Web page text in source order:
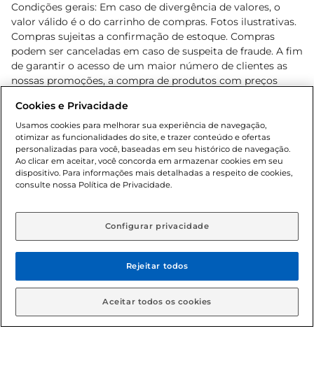
Condições gerais: Em caso de divergência de valores, o
valor válido é o do carrinho de compras. Fotos ilustrativas.
Compras sujeitas a confirmação de estoque. Compras
podem ser canceladas em caso de suspeita de fraude. A fim
de garantir o acesso de um maior número de clientes as
nossas promoções, a compra de produtos com preços
cliente. Os preços, ofertas e condições são exclusivos para
o e-commerce e válidos durante o dia de hoje, podendo
sofrer alterações sem prévia notificação. Proibida a venda
de bebidas alcoólicas para menores de 18 anos, conforme
Lei n.º 8069/90, art. 81, inciso II (Estatuto da Criança e do
Adolescente). Preços e condições exclusivos para o
aviso prévio. O valor mínimo para as compras on-line é de
© 2026 Copyright. Todos os direitos
reservados Gbarbosa.
Cookies e Privacidade
Usamos cookies para melhorar sua experiência de navegação,
otimizar as funcionalidades do site, e trazer conteúdo e ofertas
personalizadas para você, baseadas em seu histórico de navegação.
Ao clicar em aceitar, você concorda em armazenar cookies em seu
dispositivo. Para informações mais detalhadas a respeito de cookies,
consulte nossa Política de Privacidade.
Configurar privacidade
Rejeitar todos
Aceitar todos os cookies